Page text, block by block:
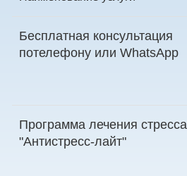
Бесплатная консультация
потелефону или WhatsApp
Программа лечения стресса
"Антистресс-лайт"